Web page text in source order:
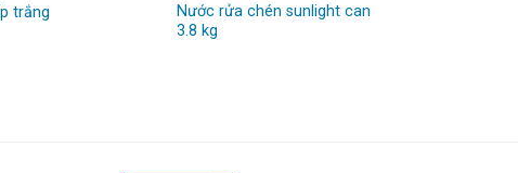
trắng
Nước rửa chén sunlight can
3.8 kg